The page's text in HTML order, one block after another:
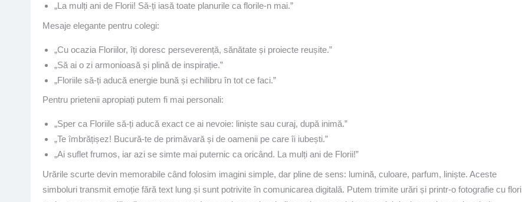
„La mulți ani de Florii! Să-ți iasă toate planurile ca florile-n mai.”
Mesaje elegante pentru colegi:
„Cu ocazia Floriilor, îți doresc perseverență, sănătate și proiecte reușite.”
„Să ai o zi armonioasă și plină de inspirație.”
„Floriile să-ți aducă energie bună și echilibru în tot ce faci.”
Pentru prietenii apropiați putem fi mai personali:
„Sper ca Floriile să-ți aducă exact ce ai nevoie: liniște sau curaj, după inimă.”
„Te îmbrățișez! Bucură-te de primăvară și de oamenii pe care îi iubești.”
„Ai suflet frumos, iar azi se simte mai puternic ca oricând. La mulți ani de Florii!”
Urările scurte devin memorabile când folosim imagini simple, dar pline de sens: lumină, culoare, parfum, liniște. Aceste
simboluri transmit emoție fără text lung și sunt potrivite în comunicarea digitală. Putem trimite urări și printr-o fotografie cu flori